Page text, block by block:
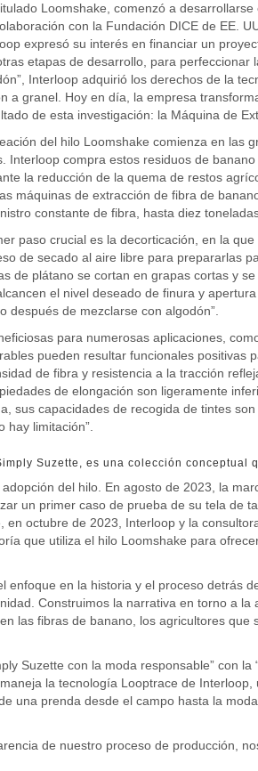
Loomshake, comenzó a
con la Fundación DICE de EE.
expresó su interés en financiar un
etapas de desarrollo, para perfeccionar
Interloop adquirió los derechos de la
a granel. Hoy en día, la empresa
de esta investigación: la Máquina de
del hilo Loomshake comienza en las
Interloop compra estos residuos de
la reducción de la quema de restos
máquinas de extracción de fibra de
constante de fibra, hasta diez
paso crucial es la decorticación, en la
de secado al aire libre para prepararlas
de plátano se cortan en grapas cortas y
el nivel deseado de finura y
después de mezclarse con algodón”.
para numerosas aplicaciones,
pueden resultar funcionales positivas
de fibra y resistencia a la tracción
de elongación son ligeramente
sus capacidades de recogida de tintes
hay limitación”.
Suzette, es una colección conceptual
del hilo. En agosto de 2023, la
un primer caso de prueba de su tela de
en octubre de 2023, Interloop y la
que utiliza el hilo Loomshake para
enfoque en la historia y el proceso detrás
Construimos la narrativa en torno a la
las fibras de banano, los agricultores que
Suzette con la moda responsable” con
la tecnología Looptrace de
una prenda desde el campo hasta la
de nuestro proceso de producción,